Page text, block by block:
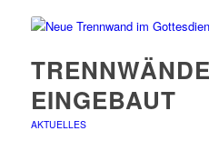
EINGEBAUT
AKTUELLES